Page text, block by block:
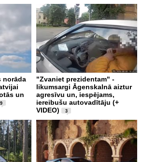
norāda
un
9
"Zvaniet prezidentam" -
likumsargi Āgenskalnā aiztur
agresīvu un, iespējams,
iereibušu autovadītāju (+
VIDEO)
3